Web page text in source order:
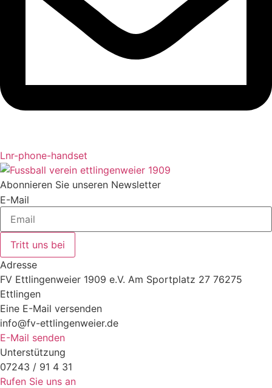
Lnr-phone-handset
Abonnieren Sie unseren Newsletter
E-Mail
Tritt uns bei
Adresse
FV Ettlingenweier 1909 e.V. Am Sportplatz 27 76275
Ettlingen
Eine E-Mail versenden
info@fv-ettlingenweier.de
E-Mail senden
Unterstützung
07243 / 91 4 31
Rufen Sie uns an